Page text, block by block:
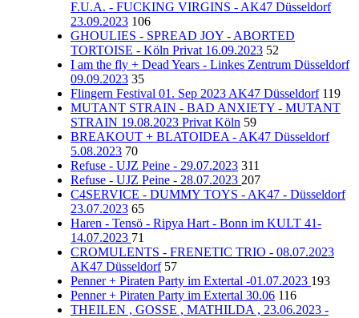
F.U.A. - FUCKING VIRGINS - AK47 Düsseldorf
23.09.2023 106
GHOULIES - SPREAD JOY - ABORTED
TORTOISE - Köln Privat 16.09.2023 52
I am the fly + Dead Years - Linkes Zentrum Düsseldorf
09.09.2023 35
Flingern Festival 01. Sep 2023 AK47 Düsseldorf 119
MUTANT STRAIN - BAD ANXIETY - MUTANT
STRAIN 19.08.2023 Privat Köln 59
BREAKOUT + BLATOIDEA - AK47 Düsseldorf
5.08.2023 70
Refuse - UJZ Peine - 29.07.2023 311
Refuse - UJZ Peine - 28.07.2023 207
C4SERVICE - DUMMY TOYS - AK47 - Düsseldorf
23.07.2023 65
Haren - Tensö - Ripya Hart - Bonn im KULT 41-
14.07.2023 71
CROMULENTS - FRENETIC TRIO - 08.07.2023
AK47 Düsseldorf 57
Penner + Piraten Party im Extertal -01.07.2023 193
Penner + Piraten Party im Extertal 30.06 116
THEILEN , GOSSE , MATHILDA , 23.06.2023 -